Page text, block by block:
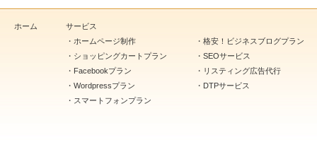
ホーム
サービス
・ ホームページ制作
・ ショッピングカートプラン
・ Facebookプラン
・ Wordpressプラン
・ スマートフォンプラン
・ 格安！ビジネスブログプラン
・ SEOサービス
・ リスティング広告代行
・ DTPサービス